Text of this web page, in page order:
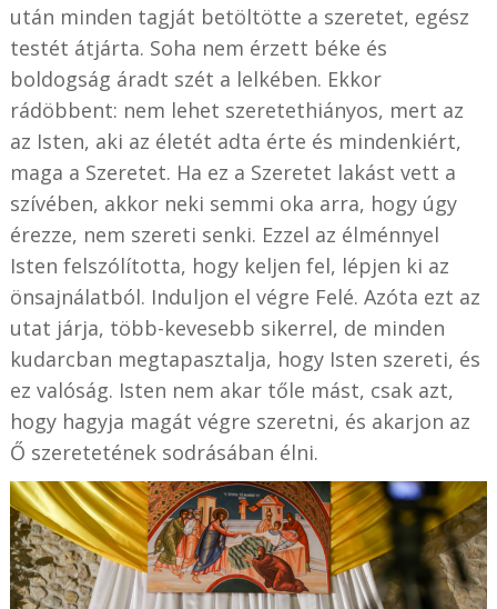
után minden tagját betöltötte a szeretet, egész
testét átjárta. Soha nem érzett béke és
boldogság áradt szét a lelkében. Ekkor
rádöbbent: nem lehet szeretethiányos, mert az
az Isten, aki az életét adta érte és mindenkiért,
maga a Szeretet. Ha ez a Szeretet lakást vett a
szívében, akkor neki semmi oka arra, hogy úgy
érezze, nem szereti senki. Ezzel az élménnyel
Isten felszólította, hogy keljen fel, lépjen ki az
önsajnálatból. Induljon el végre Felé. Azóta ezt az
utat járja, több-kevesebb sikerrel, de minden
kudarcban megtapasztalja, hogy Isten szereti, és
ez valóság. Isten nem akar tőle mást, csak azt,
hogy hagyja magát végre szeretni, és akarjon az
Ő szeretetének sodrásában élni.